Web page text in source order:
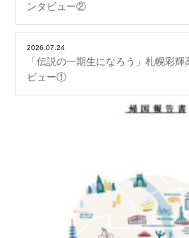
ンタビュー②
2026.07.24
「伝説の一期生になろう」札幌彩
ビュー①